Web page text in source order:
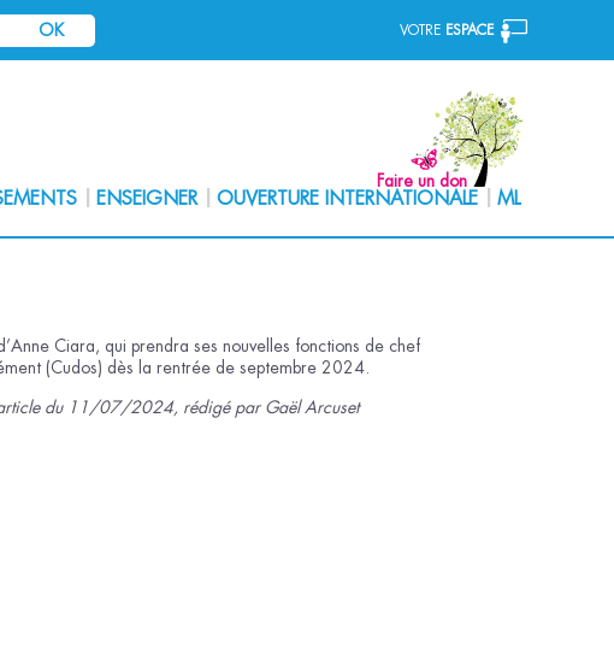
OK VOTRE ESPACE
Faire un don
ENSEIGNER OUVERTURE INTERNATIONALE ML
Ciara, qui prendra ses nouvelles fonctions de chef
(Cudos) dès la rentrée de septembre 2024.
article du 11/07/2024, rédigé par Gaël Arcuset